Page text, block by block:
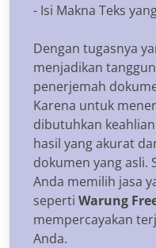
- Isi Makna Teks
Dengan tugasnya
menjadikan
penerjemah
Karena untuk
dibutuhkan
hasil yang akurat
dokumen yang asli.
Anda memilih jasa
seperti Warung
mempercayakan
Anda.